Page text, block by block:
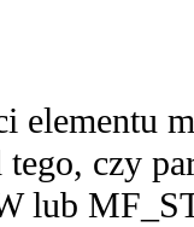
elementu
tego, czy
lub